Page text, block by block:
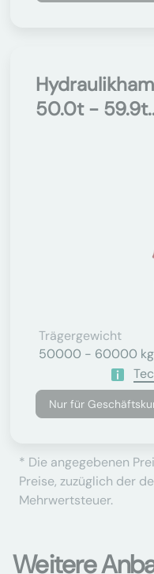
50.0t -
Trägergewicht
50000 - 60000 kg
Nur für
* Die angegebenen
Preise, zuzüglich der
Mehrwertsteuer.
Weitere